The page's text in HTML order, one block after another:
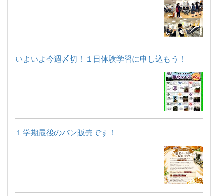
いよいよ今週〆切！１日体験学習に申し込もう！
１学期最後のパン販売です！